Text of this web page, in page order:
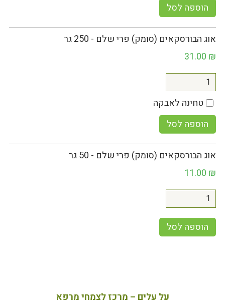
הוספה לסל
אוג הבורסקאים (סומק) פרי שלם - 250 גר
31.00 ₪
טחינה לאבקה
הוספה לסל
אוג הבורסקאים (סומק) פרי שלם - 50 גר
11.00 ₪
הוספה לסל
על עלים – מרכז לצמחי מרפא